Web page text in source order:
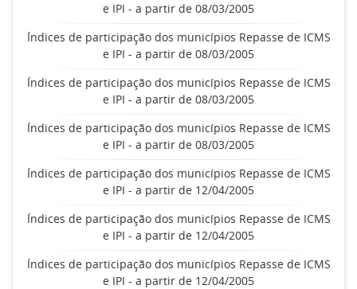
e IPI - a partir de 08/03/2005
Índices de participação dos municípios Repasse de ICMS
e IPI - a partir de 08/03/2005
Índices de participação dos municípios Repasse de ICMS
e IPI - a partir de 08/03/2005
Índices de participação dos municípios Repasse de ICMS
e IPI - a partir de 08/03/2005
Índices de participação dos municípios Repasse de ICMS
e IPI - a partir de 12/04/2005
Índices de participação dos municípios Repasse de ICMS
e IPI - a partir de 12/04/2005
Índices de participação dos municípios Repasse de ICMS
e IPI - a partir de 12/04/2005